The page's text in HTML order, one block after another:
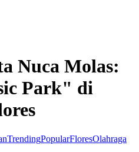
Nuca Molas:
Park" di
TrendingPopularFloresOlahraga